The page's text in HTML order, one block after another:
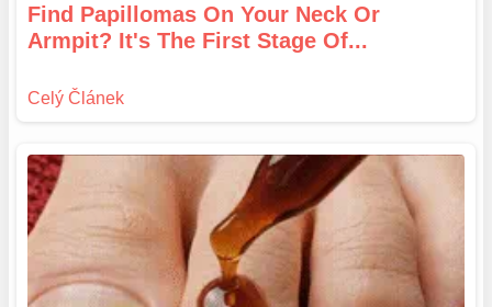
Find Papillomas On Your Neck Or
Armpit? It's The First Stage Of...